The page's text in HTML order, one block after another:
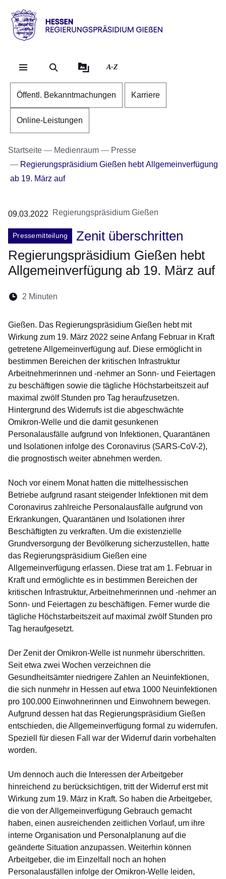
Direkt zum Kopf der
Direkt zum Inhalt
Direkt zum Fuß der
Hessen
RP
A-Z
Öffentl. Bekanntmachungen Karriere
Online-Leistungen
Startseite Medienraum
Presse
Regierungspräsidium Gießen hebt Allgemeinverfügung
ab 19. März auf
09.03.2022 Regierungspräsidium Gießen
Pressemitteilung
Zenit überschritten
Regierungspräsidium Gießen hebt
Allgemeinverfügung ab 19. März auf
Lesedauer:
2 Minuten
Gießen. Das Regierungspräsidium Gießen hebt mit
Wirkung zum 19. März 2022 seine Anfang Februar in Kraft
getretene Allgemeinverfügung auf. Diese ermöglicht in
bestimmen Bereichen der kritischen Infrastruktur
Arbeitnehmerinnen und -nehmer an Sonn- und Feiertagen
zu beschäftigen sowie die tägliche Höchstarbeitszeit auf
maximal zwölf Stunden pro Tag heraufzusetzen.
Hintergrund des Widerrufs ist die abgeschwächte
Omikron-Welle und die damit gesunkenen
Personalausfälle aufgrund von Infektionen, Quarantänen
und Isolationen infolge des Coronavirus (SARS-CoV-2),
die prognostisch weiter abnehmen werden.
Noch vor einem Monat hatten die mittelhessischen
Betriebe aufgrund rasant steigender Infektionen mit dem
Coronavirus zahlreiche Personalausfälle aufgrund von
Erkrankungen, Quarantänen und Isolationen ihrer
Beschäftigten zu verkraften. Um die existenzielle
Grundversorgung der Bevölkerung sicherzustellen, hatte
das Regierungspräsidium Gießen eine
Allgemeinverfügung erlassen. Diese trat am 1. Februar in
Kraft und ermöglichte es in bestimmen Bereichen der
kritischen Infrastruktur, Arbeitnehmerinnen und -nehmer an
Sonn- und Feiertagen zu beschäftigen. Ferner wurde die
tägliche Höchstarbeitszeit auf maximal zwölf Stunden pro
Tag heraufgesetzt.
Der Zenit der Omikron-Welle ist nunmehr überschritten.
Seit etwa zwei Wochen verzeichnen die
Gesundheitsämter niedrigere Zahlen an Neuinfektionen,
die sich nunmehr in Hessen auf etwa 1000 Neuinfektionen
pro 100.000 Einwohnerinnen und Einwohnern bewegen.
Aufgrund dessen hat das Regierungspräsidium Gießen
entschieden, die Allgemeinverfügung formal zu widerrufen.
Speziell für diesen Fall war der Widerruf darin vorbehalten
worden.
Um dennoch auch die Interessen der Arbeitgeber
hinreichend zu berücksichtigen, tritt der Widerruf erst mit
Wirkung zum 19. März in Kraft. So haben die Arbeitgeber,
die von der Allgemeinverfügung Gebrauch gemacht
haben, einen ausreichenden zeitlichen Vorlauf, um ihre
interne Organisation und Personalplanung auf die
geänderte Situation anzupassen. Weiterhin können
Arbeitgeber, die im Einzelfall noch an hohen
Personalausfällen infolge der Omikron-Welle leiden,